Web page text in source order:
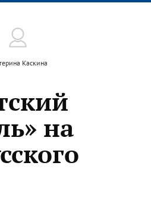
Каскина
на